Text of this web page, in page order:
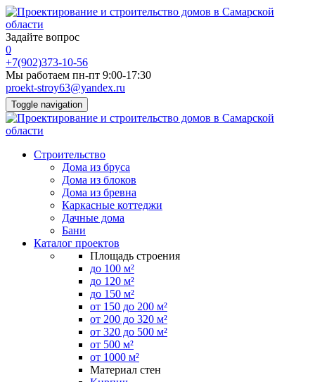
Задайте вопрос
0
+7(902)373-10-56
Мы работаем пн-пт 9:00-17:30
proekt-stroy63@yandex.ru
Toggle navigation
Строительство
Дома из бруса
Дома из блоков
Дома из бревна
Каркасные коттеджи
Дачные дома
Бани
Каталог проектов
Площадь строения
до 100 м²
до 120 м²
до 150 м²
от 150 до 200 м²
от 200 до 320 м²
от 320 до 500 м²
от 500 м²
от 1000 м²
Материал стен